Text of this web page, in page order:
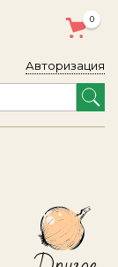
0
Авторизация